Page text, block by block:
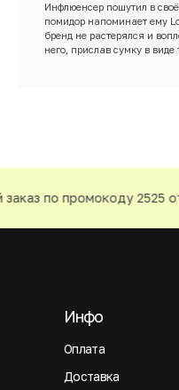
Инфлюенсер пошутил в
помидор напоминает ему
бренд не растерялся и
него, прислав сумку в
по промокоду 2525 от
Оплата
Инфо
Доставка